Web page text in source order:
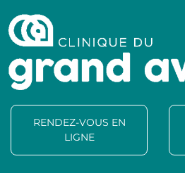
RENDEZ-VOUS EN
LIGNE